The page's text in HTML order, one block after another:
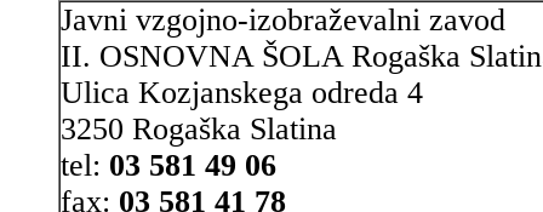
Javni vzgojno-izobraževalni zavod
II. OSNOVNA ŠOLA Rogaška
Ulica Kozjanskega odreda 4
3250 Rogaška Slatina
tel: 03 581 49 06
fax: 03 581 41 78